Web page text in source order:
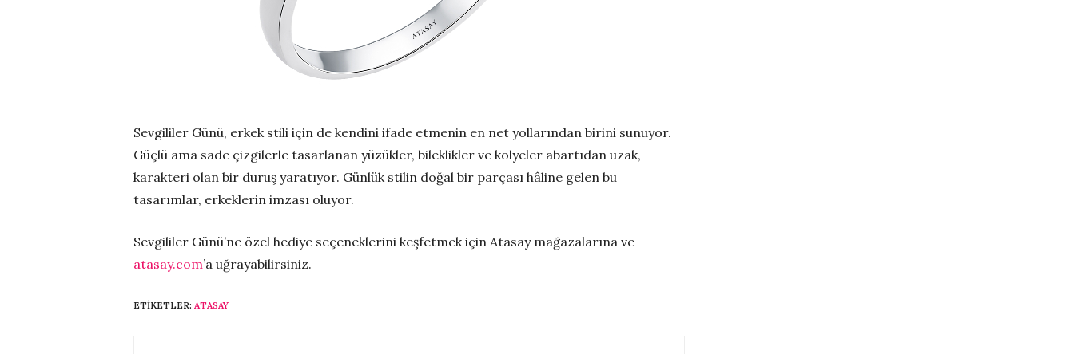
Sevgililer Günü, erkek stili için de kendini ifade etmenin en net yollarından birini sunuyor.
Güçlü ama sade çizgilerle tasarlanan yüzükler, bileklikler ve kolyeler abartıdan uzak,
karakteri olan bir duruş yaratıyor. Günlük stilin doğal bir parçası hâline gelen bu
tasarımlar, erkeklerin imzası oluyor.
Sevgililer Günü’ne özel hediye seçeneklerini keşfetmek için Atasay mağazalarına ve
atasay.com’a uğrayabilirsiniz.
ETIKETLER: ATASAY